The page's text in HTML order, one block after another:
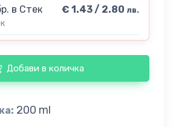
в Стек € 1.43 / 2.80 лв.
Добави в количка
200 ml